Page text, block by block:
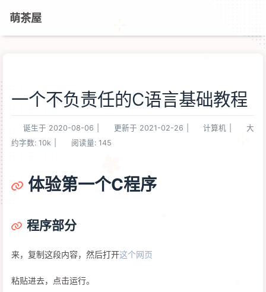
萌茶屋
一个不负责任的C语言基础教程
诞生于 2020-08-06 更新于 2021-02-26 计算机
大
约字数: 10k 阅读量: 145
体验第一个C程序
程序部分
来，复制这段内容，然后打开这个网页
粘贴进去，点击运行。